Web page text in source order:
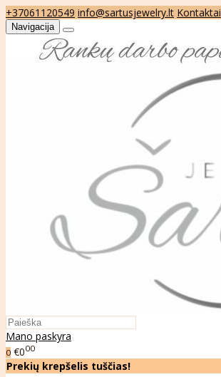
+37061120549 info@sartusjewelry.lt Kontaktai
Navigacija
Mano paskyra
0 €000
Prekių krepšelis tuščias!